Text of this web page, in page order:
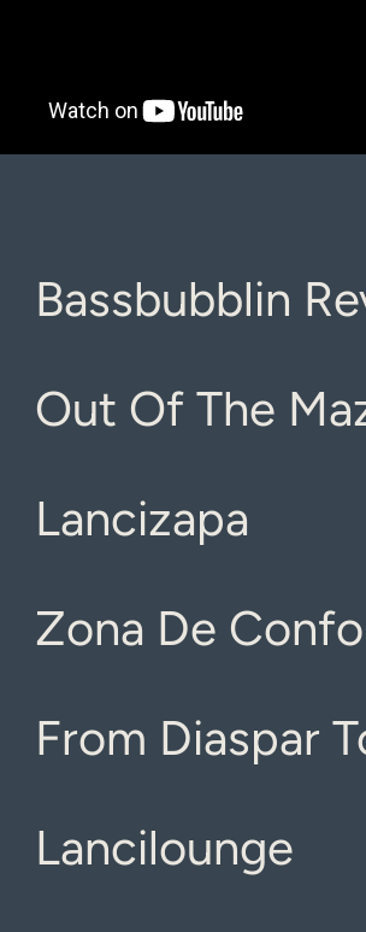
Bassbubblin
Out Of The
Lancizapa
Zona De
From Diaspar
Lancilounge